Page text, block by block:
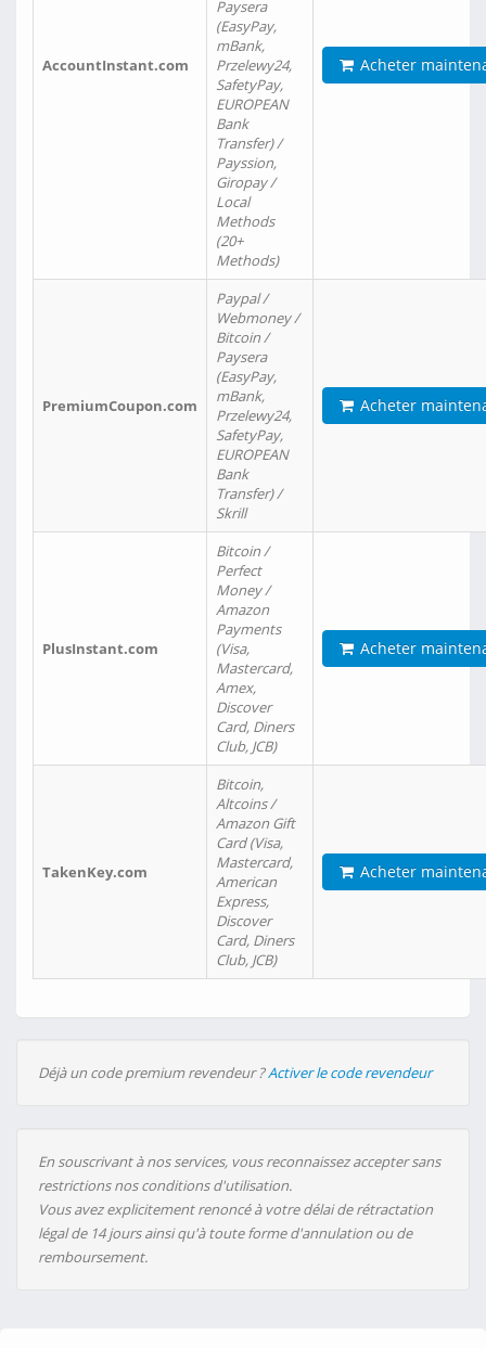
AccountInstant.com
Paysera
(EasyPay,
mBank,
Przelewy24,
SafetyPay,
EUROPEAN
Bank
Transfer) /
Payssion,
Giropay /
Local
Methods
(20+
Methods)
Acheter
PremiumCoupon.com
Paypal /
Webmoney /
Bitcoin /
Paysera
(EasyPay,
mBank,
Przelewy24,
SafetyPay,
EUROPEAN
Bank
Transfer) /
Skrill
Acheter
PlusInstant.com
Bitcoin /
Perfect
Money /
Amazon
Payments
(Visa,
Mastercard,
Amex,
Discover
Card, Diners
Club, JCB)
Acheter
TakenKey.com
Bitcoin,
Altcoins /
Amazon Gift
Card (Visa,
Mastercard,
American
Express,
Discover
Card, Diners
Club, JCB)
Acheter
Déjà un code premium revendeur ?Activer le code revendeur
En souscrivant à nos services, vous reconnaissez accepter sans
restrictions nos conditions d'utilisation.
Vous avez explicitement renoncé à votre délai de rétractation
légal de 14 jours ainsi qu'à toute forme d'annulation ou de
remboursement.